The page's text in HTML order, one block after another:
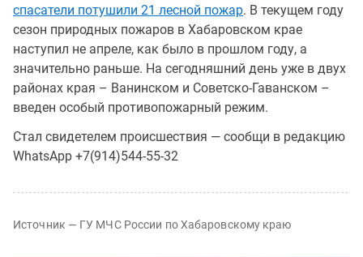
спасатели потушили 21 лесной пожар. В текущем году
сезон природных пожаров в Хабаровском крае
наступил не апреле, как было в прошлом году, а
значительно раньше. На сегодняшний день уже в двух
районах края – Ванинском и Советско-Гаванском –
введен особый противопожарный режим.
Стал свидетелем происшествия — сообщи в редакцию
WhatsApp +7(914)544-55-32
Источник — ГУ МЧС России по Хабаровскому краю